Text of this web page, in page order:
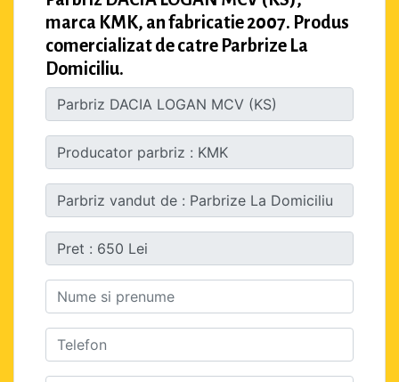
marca KMK, an fabricatie 2007. Produs
comercializat de catre Parbrize La
Domiciliu.